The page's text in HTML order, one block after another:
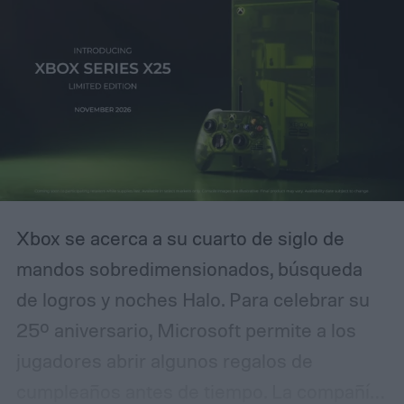
Xbox se acerca a su cuarto de siglo de
mandos sobredimensionados, búsqueda
de logros y noches Halo. Para celebrar su
25º aniversario, Microsoft permite a los